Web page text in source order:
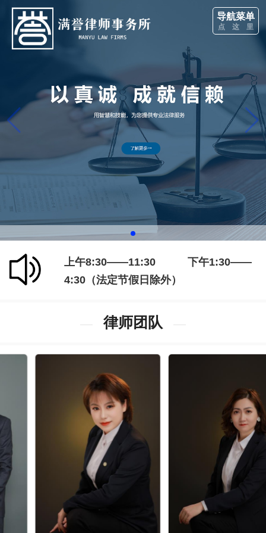
导航菜单
点 这 里
上午8:30——11:30 下午1:30——
4:30（法定节假日除外）
律师团队